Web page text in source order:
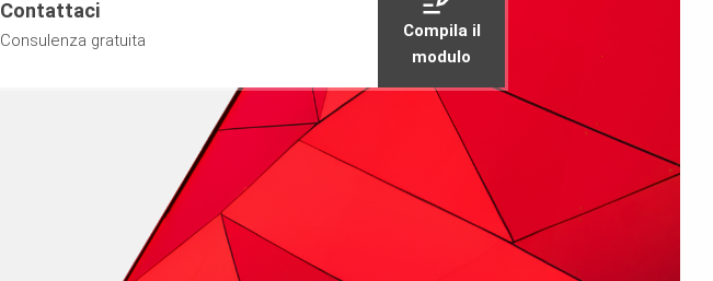
Contattaci
Consulenza gratuita
Compila il
modulo